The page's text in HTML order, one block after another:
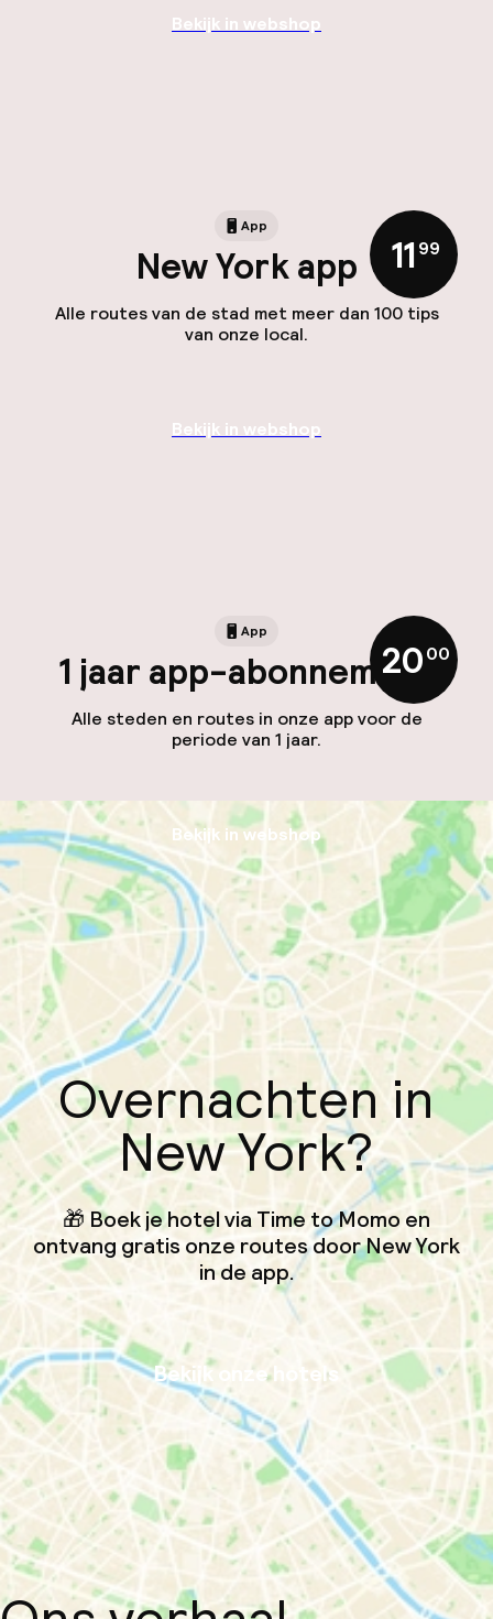
Bekijk in webshop
App
New York app
Alle routes van de stad met meer dan 100 tips
van onze local.
11 ,99
Bekijk in webshop
App
1 jaar app-abonnement
Alle steden en routes in onze app voor de
periode van 1 jaar.
20,00
Bekijk in webshop
Overnachten in
New York?
🎁 Boek je hotel via Time to Momo en
ontvang gratis onze routes door New York
in de app.
Bekijk onze hotels